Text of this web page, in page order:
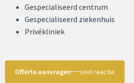
Gespecialiseerd centrum
Gespecialiseerd ziekenhuis
Privékliniek
Offerte aanvragen snel reactie